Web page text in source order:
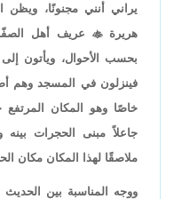
يراني أنني مجنونًا، ويظن
هريرة عريف أهل
بحسب الأحوال، ويأتون
فينزلون في المسجد وهم
خاصًا وهو المكان
جاعلاً مبنى الحجرات
ملاصقًا لهذا المكان مكان
ووجه المناسبة بين